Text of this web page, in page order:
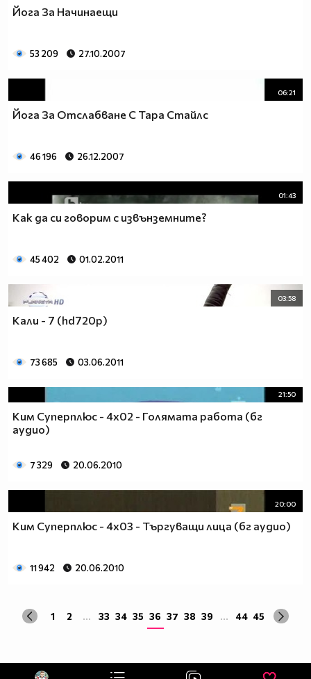
Йога За Начинаещи
53 209 27.10.2007
06:21
Йога За Отслабване С Тара Стайлс
46 196 26.12.2007
01:43
Как да си говорим с извънземните?
45 402 01.02.2011
03:58
Кали - 7 (hd720p)
73 685 03.06.2011
21:50
Ким Суперплюс - 4x02 - Голямата работа (бг
аудио)
7 329 20.06.2010
20:00
Ким Суперплюс - 4x03 - Търгуващи лица (бг аудио)
11 942 20.06.2010
1 2 ... 33 34 35 36 37 38 39 ... 44 45